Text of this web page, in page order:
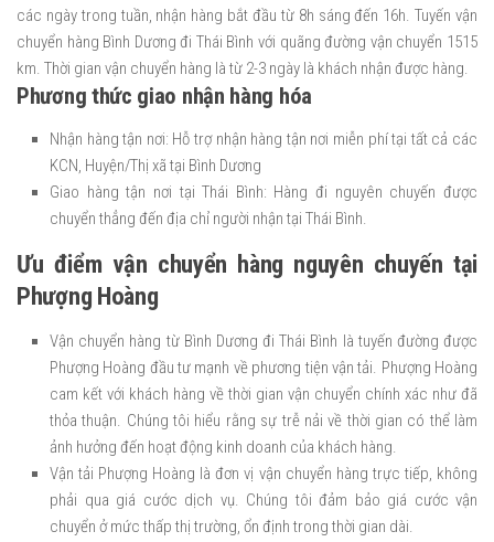
các ngày trong tuần, nhận hàng bắt đầu từ 8h sáng đến 16h. Tuyến vận
chuyển hàng Bình Dương đi Thái Bình với quãng đường vận chuyển 1515
km. Thời gian vận chuyển hàng là từ 2-3 ngày là khách nhận được hàng.
Phương thức giao nhận hàng hóa
Nhận hàng tận nơi: Hỗ trợ nhận hàng tận nơi miễn phí tại tất cả các
KCN, Huyện/Thị xã tại Bình Dương
Giao hàng tận nơi tại Thái Bình: Hàng đi nguyên chuyến được
chuyển thẳng đến địa chỉ người nhận tại Thái Bình.
Ưu điểm vận chuyển hàng nguyên chuyến tại
Phượng Hoàng
Vận chuyển hàng từ Bình Dương đi Thái Bình là tuyến đường được
Phượng Hoàng đầu tư mạnh về phương tiện vận tải. Phượng Hoàng
cam kết với khách hàng về thời gian vận chuyển chính xác như đã
thỏa thuận. Chúng tôi hiểu rằng sự trễ nải về thời gian có thể làm
ảnh hưởng đến hoạt động kinh doanh của khách hàng.
Vận tải Phượng Hoàng là đơn vị vận chuyển hàng trực tiếp, không
phải qua giá cước dịch vụ. Chúng tôi đảm bảo giá cước vận
chuyển ở mức thấp thị trường, ổn định trong thời gian dài.